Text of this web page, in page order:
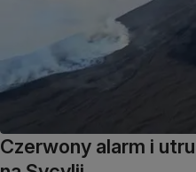
Czerwony alarm i